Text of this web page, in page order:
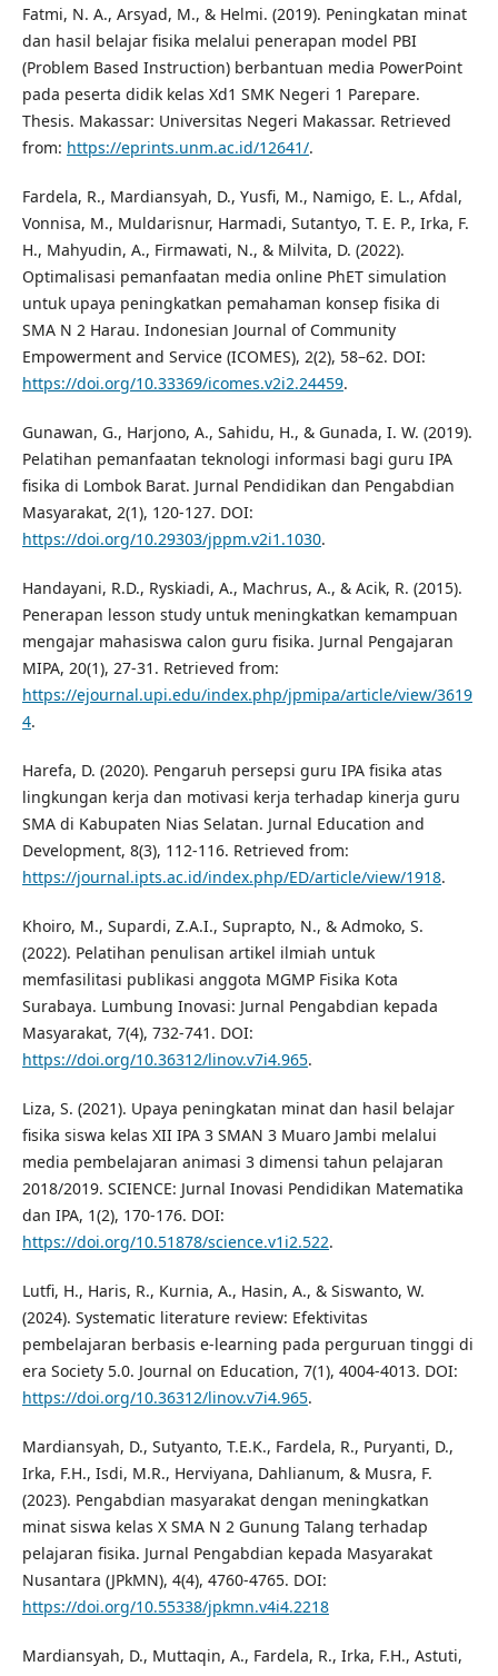
Fatmi, N. A., Arsyad, M., & Helmi. (2019). Peningkatan minat
dan hasil belajar fisika melalui penerapan model PBI
(Problem Based Instruction) berbantuan media PowerPoint
pada peserta didik kelas Xd1 SMK Negeri 1 Parepare.
Thesis. Makassar: Universitas Negeri Makassar. Retrieved
from: https://eprints.unm.ac.id/12641/.
Fardela, R., Mardiansyah, D., Yusfi, M., Namigo, E. L., Afdal,
Vonnisa, M., Muldarisnur, Harmadi, Sutantyo, T. E. P., Irka, F.
H., Mahyudin, A., Firmawati, N., & Milvita, D. (2022).
Optimalisasi pemanfaatan media online PhET simulation
untuk upaya peningkatkan pemahaman konsep fisika di
SMA N 2 Harau. Indonesian Journal of Community
Empowerment and Service (ICOMES), 2(2), 58–62. DOI:
https://doi.org/10.33369/icomes.v2i2.24459.
Gunawan, G., Harjono, A., Sahidu, H., & Gunada, I. W. (2019).
Pelatihan pemanfaatan teknologi informasi bagi guru IPA
fisika di Lombok Barat. Jurnal Pendidikan dan Pengabdian
Masyarakat, 2(1), 120-127. DOI:
https://doi.org/10.29303/jppm.v2i1.1030.
Handayani, R.D., Ryskiadi, A., Machrus, A., & Acik, R. (2015).
Penerapan lesson study untuk meningkatkan kemampuan
mengajar mahasiswa calon guru fisika. Jurnal Pengajaran
MIPA, 20(1), 27-31. Retrieved from:
https://ejournal.upi.edu/index.php/jpmipa/article/view/3619
4.
Harefa, D. (2020). Pengaruh persepsi guru IPA fisika atas
lingkungan kerja dan motivasi kerja terhadap kinerja guru
SMA di Kabupaten Nias Selatan. Jurnal Education and
Development, 8(3), 112-116. Retrieved from:
https://journal.ipts.ac.id/index.php/ED/article/view/1918.
Khoiro, M., Supardi, Z.A.I., Suprapto, N., & Admoko, S.
(2022). Pelatihan penulisan artikel ilmiah untuk
memfasilitasi publikasi anggota MGMP Fisika Kota
Surabaya. Lumbung Inovasi: Jurnal Pengabdian kepada
Masyarakat, 7(4), 732-741. DOI:
https://doi.org/10.36312/linov.v7i4.965.
Liza, S. (2021). Upaya peningkatan minat dan hasil belajar
fisika siswa kelas XII IPA 3 SMAN 3 Muaro Jambi melalui
media pembelajaran animasi 3 dimensi tahun pelajaran
2018/2019. SCIENCE: Jurnal Inovasi Pendidikan Matematika
dan IPA, 1(2), 170-176. DOI:
https://doi.org/10.51878/science.v1i2.522.
Lutfi, H., Haris, R., Kurnia, A., Hasin, A., & Siswanto, W.
(2024). Systematic literature review: Efektivitas
pembelajaran berbasis e-learning pada perguruan tinggi di
era Society 5.0. Journal on Education, 7(1), 4004-4013. DOI:
https://doi.org/10.36312/linov.v7i4.965.
Mardiansyah, D., Sutyanto, T.E.K., Fardela, R., Puryanti, D.,
Irka, F.H., Isdi, M.R., Herviyana, Dahlianum, & Musra, F.
(2023). Pengabdian masyarakat dengan meningkatkan
minat siswa kelas X SMA N 2 Gunung Talang terhadap
pelajaran fisika. Jurnal Pengabdian kepada Masyarakat
Nusantara (JPkMN), 4(4), 4760-4765. DOI:
https://doi.org/10.55338/jpkmn.v4i4.2218
Mardiansyah, D., Muttaqin, A., Fardela, R., Irka, F.H., Astuti,